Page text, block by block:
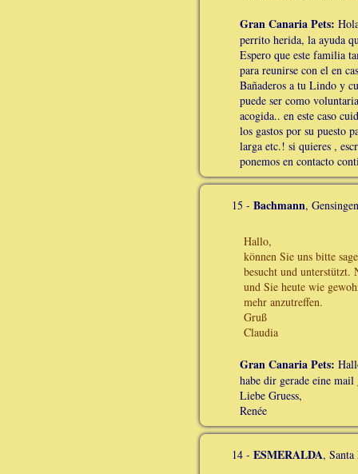
Gran Canaria Pets:
perrito herida, la ayuda
Espero que este familia
para reunirse con el en
Bañaderos a tu Lindo y
puede ser como
acogida.. en este caso
los gastos por su puesto
larga etc.! si quieres ,
ponemos en contacto
15 - Bachmann,
Hallo,
können Sie uns bitte
besucht und unterstützt.
und Sie heute wie
mehr anzutreffen.
Gruß
Claudia
Gran Canaria Pets:
habe dir gerade eine mail
Liebe Gruess,
Renée
14 - ESMERALDA,